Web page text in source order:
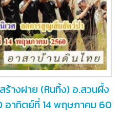
ร้างฝาย (หินทิ้ง) อ.สวนผึ้ง
อาทิตย์ที่ 14 พฤษภาคม 60